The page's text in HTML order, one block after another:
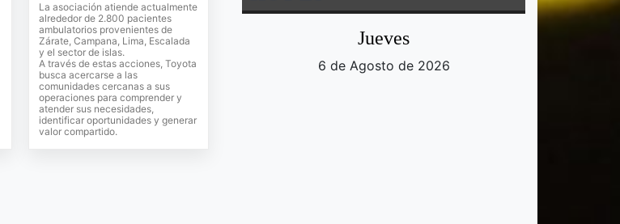
La asociación atiende actualmente
alrededor de 2.800 pacientes
ambulatorios provenientes de
Zárate, Campana, Lima, Escalada
y el sector de islas.
A través de estas acciones, Toyota
busca acercarse a las
comunidades cercanas a sus
operaciones para comprender y
atender sus necesidades,
identificar oportunidades y generar
valor compartido.
Jueves
6 de Agosto de 2026